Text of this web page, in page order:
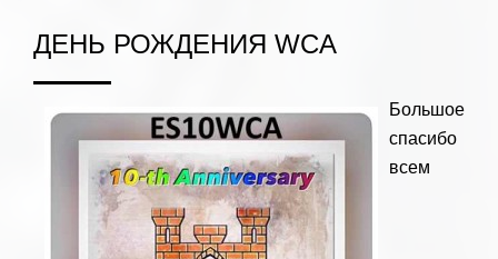
ДЕНЬ РОЖДЕНИЯ WCA
Большое
спасибо
всем